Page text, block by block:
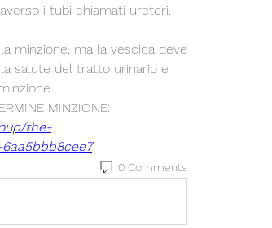
i tubi chiamati ureteri.
minzione, ma la vescica deve
salute del tratto urinario e
MINZIONE:
the-
0 Comments